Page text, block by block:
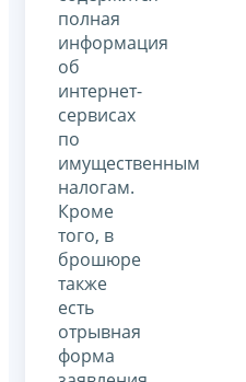
полная
информация
об
интернет-
сервисах
по
имущественным
налогам.
Кроме
того, в
брошюре
также
есть
отрывная
форма